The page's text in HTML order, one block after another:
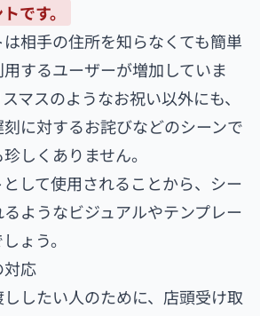
です。
相手の住所を知らなくても簡単
するユーザーが増加していま
マスのようなお祝い以外にも、
に対するお詫びなどのシーンで
しくありません。
して使用されることから、シー
ようなビジュアルやテンプレー
ょう。
対応
したい人のために、店頭受け取